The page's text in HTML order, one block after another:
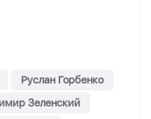
Руслан Горбенко
Зеленский